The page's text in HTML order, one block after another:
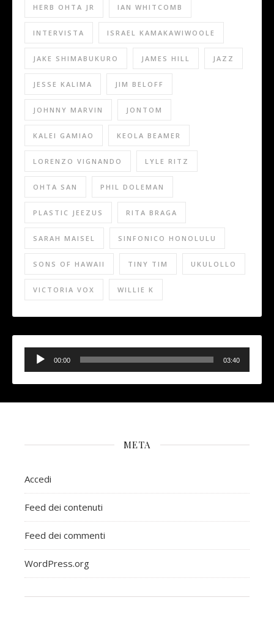
HERB OHTA JR IAN WHITCOMB
INTERVISTA ISRAEL KAMAKAWIWOOLE
JAKE SHIMABUKURO JAMES HILL JAZZ
JESSE KALIMA JIM BELOFF
JOHNNY MARVIN JONTOM
KALEI GAMIAO KEOLA BEAMER
LORENZO VIGNANDO LYLE RITZ
OHTA SAN PHIL DOLEMAN
PLASTIC JEEZUS RITA BRAGA
SARAH MAISEL SINFONICO HONOLULU
SONS OF HAWAII TINY TIM UKULOLLO
VICTORIA VOX WILLIE K
Audio
Player
00:00 03:40
META
Accedi
Feed dei contenuti
Feed dei commenti
WordPress.org